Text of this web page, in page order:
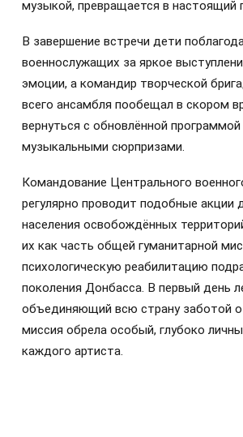
музыкой, превращается в настоящий
В завершение встречи дети
военнослужащих за яркое
эмоции, а командир творческой
всего ансамбля пообещал в скором
вернуться с обновлённой
музыкальными сюрпризами.
Командование Центрального
регулярно проводит подобные акции
населения освобождённых
их как часть общей гуманитарной
психологическую реабилитацию
поколения Донбасса. В первый день
объединяющий всю страну заботой о
миссия обрела особый, глубоко
каждого артиста.